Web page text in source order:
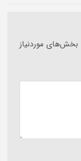
بخش‌های موردنیاز